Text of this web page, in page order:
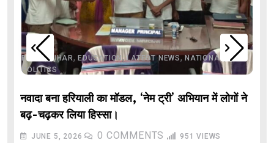
BIHAR,BIHAR, EDUCATION,LATEST NEWS,NATIONAL
POLITICS
नवादा बना हरियाली का मॉडल, ‘नेम ट्री’ अभियान में लोगों ने
बढ़-चढ़कर लिया हिस्सा।
JUNE 5, 2026 0 COMMENTS 951 VIEWS